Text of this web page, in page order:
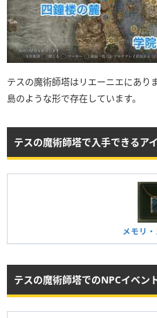
テスの魔術師塔はリエーニエにあり
島のような形で存在しています。
テスの魔術師塔で入手できるア
メモリ
テスの魔術師塔でのNPCイベン